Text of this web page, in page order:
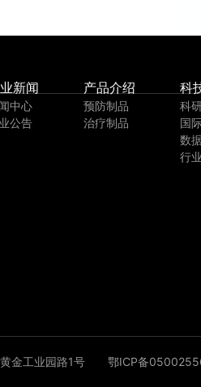
新闻
中心
公告
产品介绍
预防制品
治疗制品
科
科
国
数
行
店黄金工业园路1号 鄂ICP备